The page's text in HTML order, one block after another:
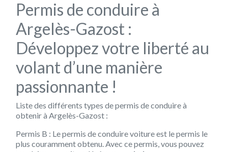
Permis de conduire à
Argelès-Gazost :
Développez votre liberté au
volant d’une manière
passionnante !
Liste des différents types de permis de conduire à
obtenir à Argelès-Gazost :
Permis B : Le permis de conduire voiture est le permis le
plus couramment obtenu. Avec ce permis, vous pouvez